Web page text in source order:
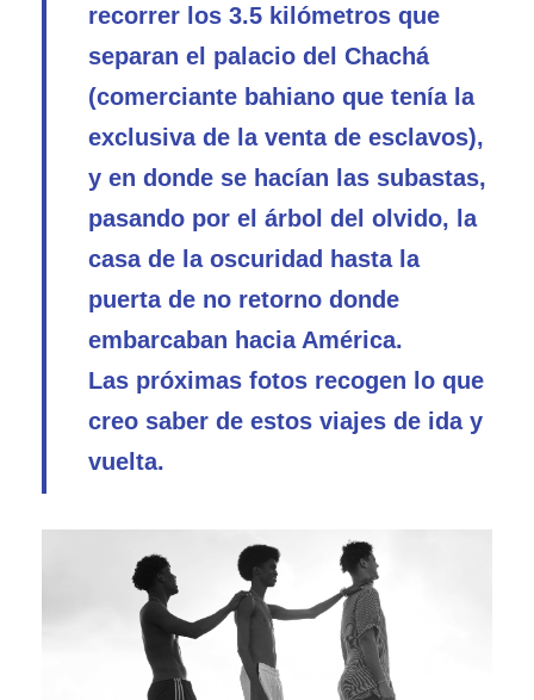
recorrer los 3.5 kilómetros que
separan el palacio del Chachá
(comerciante bahiano que tenía la
exclusiva de la venta de esclavos),
y en donde se hacían las subastas,
pasando por el árbol del olvido, la
casa de la oscuridad hasta la
puerta de no retorno donde
embarcaban hacia América.
Las próximas fotos recogen lo que
creo saber de estos viajes de ida y
vuelta.